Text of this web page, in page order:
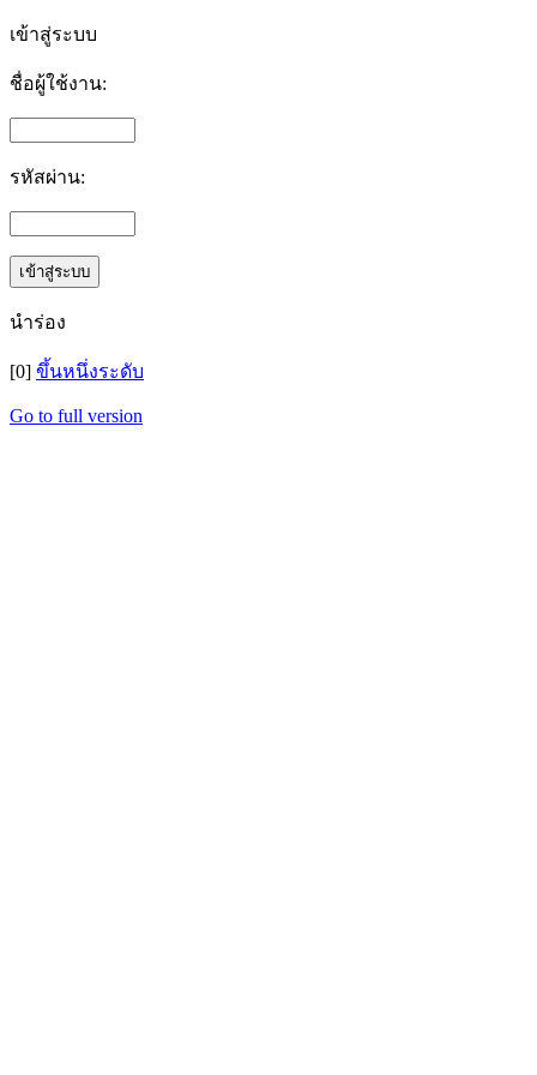
เข้าสู่ระบบ
ชื่อผู้ใช้งาน:
รหัสผ่าน:
นำร่อง
[0] ขึ้นหนึ่งระดับ
Go to full version